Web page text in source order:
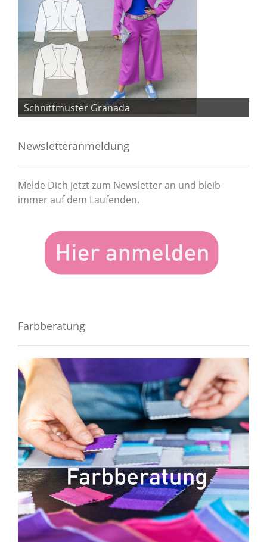
Schnittmuster Granada
Newsletteranmeldung
Melde Dich jetzt zum Newsletter an und bleib
immer auf dem Laufenden.
Farbberatung